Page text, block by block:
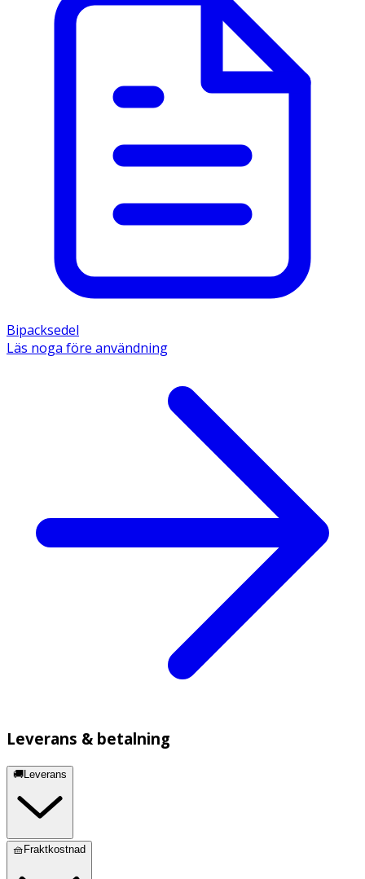
Bipacksedel
Läs noga före användning
Leverans & betalning
🚚Leverans
🧺Fraktkostnad